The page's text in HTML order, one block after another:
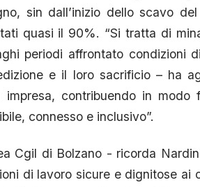
sin dall’inizio dello scavo
quasi il 90%. “Si tratta di
periodi affrontato condizioni
e il loro sacrificio – ha
impresa, contribuendo in
connesso e inclusivo”.
Cgil di Bolzano - ricorda
di lavoro sicure e dignitose ai